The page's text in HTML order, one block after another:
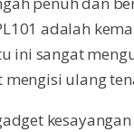
adalah
ini sangat
ulang